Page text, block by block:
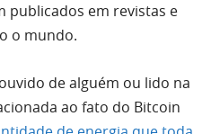
publicados em revistas e
o mundo.
de alguém ou lido na
ao fato do Bitcoin